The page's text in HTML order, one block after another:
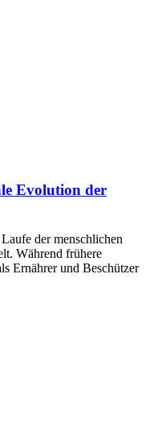
Evolution der
der menschlichen
Während frühere
Ernährer und Beschützer